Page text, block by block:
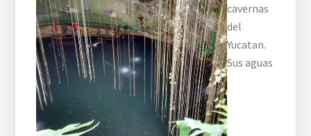
cavernas
del
Yucatan.
Sus aguas